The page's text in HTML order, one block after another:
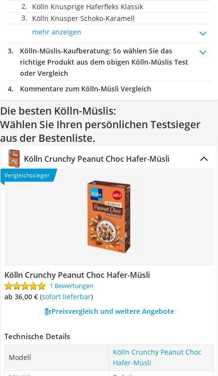
Kölln Knusprige Haferfleks Klassik
Kölln Knusper Schoko-Karamell
mehr anzeigen
Kölln-Müslis-Kaufberatung: So wählen Sie das
richtige Produkt aus dem obigen Kölln-Müslis Test
oder Vergleich
Kommentare zum Kölln-Müsli Vergleich
Die besten Kölln-Müslis:
Wählen Sie Ihren persönlichen Testsieger
aus der Bestenliste.
Kölln Crunchy Peanut Choc Hafer-Müsli
Vergleichssieger
Kölln Crunchy Peanut Choc Hafer-Müsli
1 Bewertungen
ab 36,00 € ( Sofort lieferbar)
Preisvergleich und weitere Angebote
Technische Details
Modell
Kölln Crunchy Peanut Choc
Hafer-Müsli